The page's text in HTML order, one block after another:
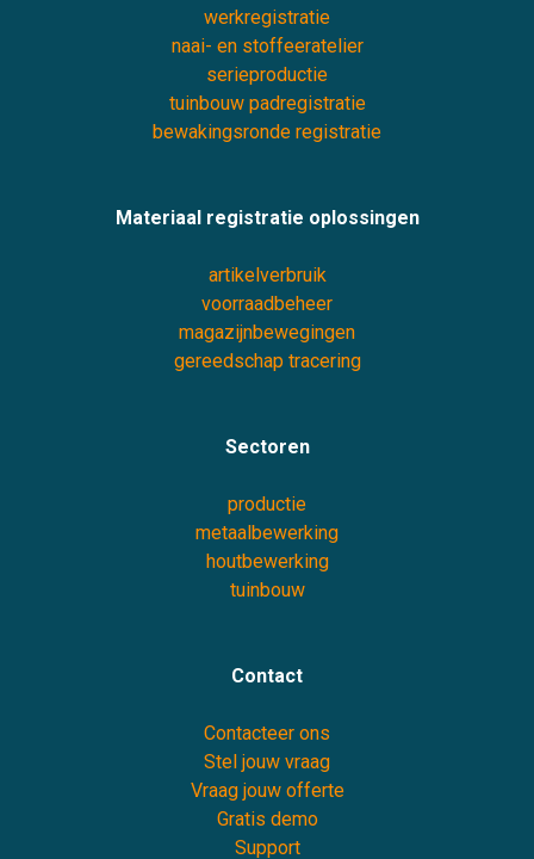
werkregistratie
naai- en stoffeeratelier
serieproductie
tuinbouw padregistratie
bewakingsronde registratie
Materiaal registratie oplossingen
artikelverbruik
voorraadbeheer
magazijnbewegingen
gereedschap tracering
Sectoren
productie
metaalbewerking
houtbewerking
tuinbouw
Contact
Contacteer ons
Stel jouw vraag
Vraag jouw offerte
Gratis demo
Support